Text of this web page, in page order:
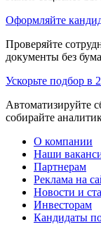
Оформляйте
Проверяйте
документы без
Ускорьте подбор в
Автоматизируйте
собирайте
О компании
Наши
Партнерам
Реклама на
Новости и
Инвесторам
Кандидаты